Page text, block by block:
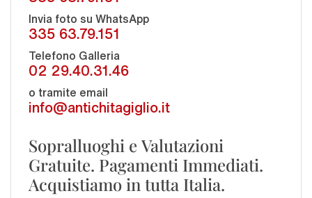
Invia foto su WhatsApp
335 63.79.151
Telefono Galleria
02 29.40.31.46
o tramite email
info@antichitagiglio.it
Sopralluoghi e Valutazioni
Gratuite. Pagamenti Immediati.
Acquistiamo in tutta Italia.